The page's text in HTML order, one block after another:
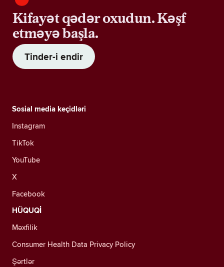
Kifayət qədər oxudun. Kəşf
etməyə başla.
Tinder-i endir
Sosial media keçidləri
Instagram
TikTok
YouTube
X
Facebook
HÜQUQİ
Məxfilik
Consumer Health Data Privacy Policy
Şərtlər